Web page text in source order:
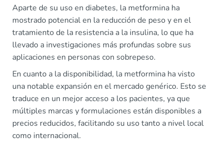
Aparte de su uso en diabetes, la metformina ha
mostrado potencial en la reducción de peso y en el
tratamiento de la resistencia a la insulina, lo que ha
llevado a investigaciones más profundas sobre sus
aplicaciones en personas con sobrepeso.
En cuanto a la disponibilidad, la metformina ha visto
una notable expansión en el mercado genérico. Esto se
traduce en un mejor acceso a los pacientes, ya que
múltiples marcas y formulaciones están disponibles a
precios reducidos, facilitando su uso tanto a nivel local
como internacional.